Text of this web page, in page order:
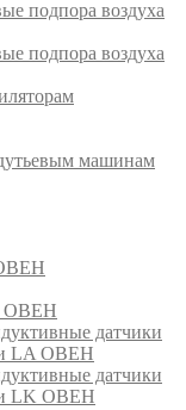
подпора воздуха
подпора воздуха
машинам
ОВЕН
ОВЕН
датчики
LA ОВЕН
датчики
LK ОВЕН